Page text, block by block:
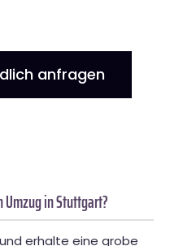
anfragen
in Stuttgart?
erhalte eine grobe